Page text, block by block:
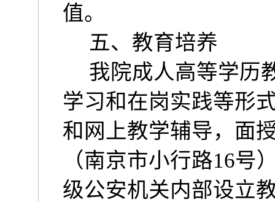
值。
五、教育培养
我院成人高等学历
学习和在岗实践等形
和网上教学辅导，面
（南京市小行路16号
级公安机关内部设立